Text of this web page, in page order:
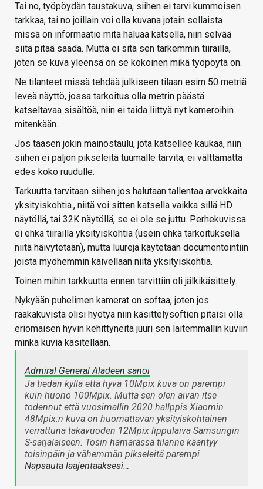
Tai no, työpöydän taustakuva, siihen ei tarvi kummoisen
tarkkaa, tai no joillain voi olla kuvana jotain sellaista
missä on informaatio mitä haluaa katsella, niin selvää
siitä pitää saada. Mutta ei sitä sen tarkemmin tiirailla,
joten se kuva yleensä on se kokoinen mikä työpöytä on.
Ne tilanteet missä tehdää julkiseen tilaan esim 50 metriä
leveä näyttö, jossa tarkoitus olla metrin päästä
katseltavaa sisältöä, niin ei taida liittyä nyt kameroihin
mitenkään.
Jos taasen jokin mainostaulu, jota katsellee kaukaa, niin
siihen ei paljon pikseleitä tuumalle tarvita, ei välttämättä
edes koko ruudulle.
Tarkuutta tarvitaan siihen jos halutaan tallentaa arvokkaita
yksityiskohtia., niitä voi sitten katsella vaikka sillä HD
näytöllä, tai 32K näytöllä, se ei ole se juttu. Perhekuvissa
ei ehkä tiirailla yksityiskohtia (usein ehkä tarkoituksella
niitä häivytetään), mutta luureja käytetään documentointiin
joista myöhemmin kaivellaan niitä yksityiskohtia.
Toinen mihin tarkkuutta ennen tarvittiin oli jälkikäsittely.
Nykyään puhelimen kamerat on softaa, joten jos
raakakuvista olisi hyötyä niin käsittelysoftien pitäisi olla
eriomaisen hyvin kehittyneitä juuri sen laitemmallin kuviin
minkä kuvia käsitellään.
Admiral General Aladeen sanoi
Ja tiedän kyllä että hyvä 10Mpix kuva on parempi
kuin huono 100Mpix. Mutta sen olen aivan itse
todennut että vuosimallin 2020 hallppis Xiaomin
48Mpix:n kuva on huomattavan yksityiskohtainen
verrattuna takavuoden 12Mpix lippulaiva Samsungin
S-sarjalaiseen. Tosin hämärässä tilanne kääntyy
toisinpäin ja vähemmän pikseleitä parempi
Napsauta laajentaaksesi…